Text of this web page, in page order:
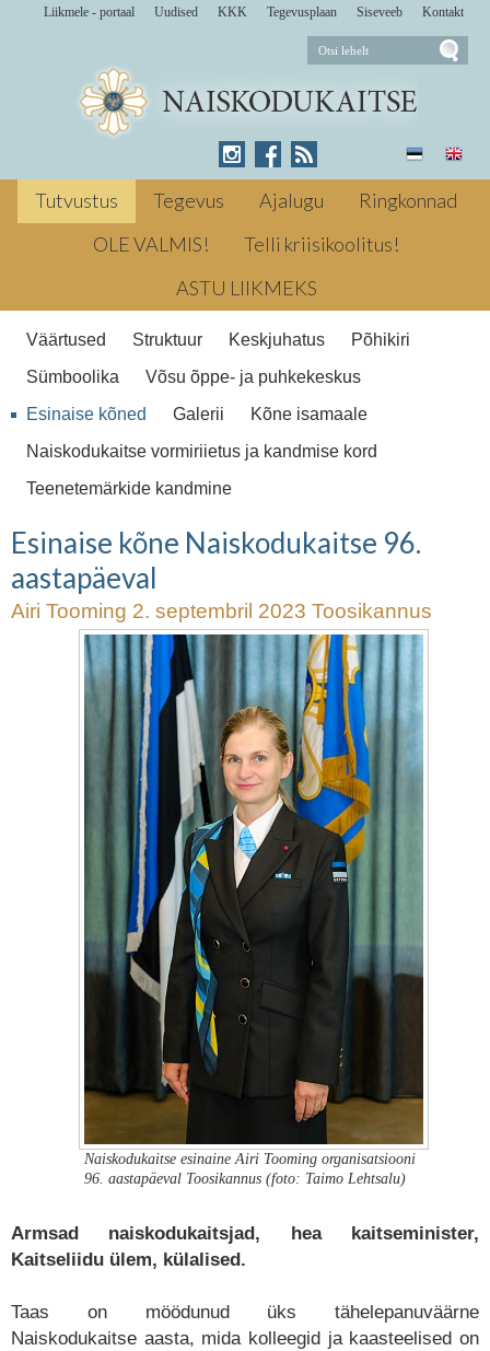
Liikmele - portaal Uudised KKK Tegevusplaan Siseveeb Kontakt
Esinaise kõne Naiskodukaitse 96
Airi Tooming 2. septembril 2023
Naiskodukaitse 96. aastapäeval
Tutvustus Tegevus Ajalugu
Ringkonnad
OLE VALMIS!
Telli kriisikoolitus!
ASTU LIIKMEKS
Väärtused Struktuur Keskjuhatus
Põhikiri
Sümboolika
Võsu õppe- ja puhkekeskus
Esinaise kõned
Galerii
Kõne isamaale
Naiskodukaitse vormiriietus ja kandmise kord
Teenetemärkide kandmine
Esinaise kõne Naiskodukaitse 96.
aastapäeval
Airi Tooming 2. septembril 2023 Toosikannus
Naiskodukaitse esinaine Airi Tooming organisatsiooni
96. aastapäeval Toosikannus (foto: Taimo Lehtsalu)
Armsad naiskodukaitsjad, hea kaitseminister,
Kaitseliidu ülem, külalised.
Taas on möödunud üks tähelepanuväärne
Naiskodukaitse aasta, mida kolleegid ja kaasteelised on